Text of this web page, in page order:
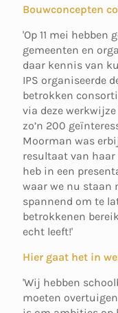
Bouwconcepten
'Op 11 mei hebben
gemeenten en
daar kennis van
IPS organiseerde
betrokken
via deze
zo’n 200
Moorman was
resultaat van
heb in een
waar we nu staan
spannend om te
betrokkenen
echt leeft!'
Hier gaat het in
'Wij hebben
moeten